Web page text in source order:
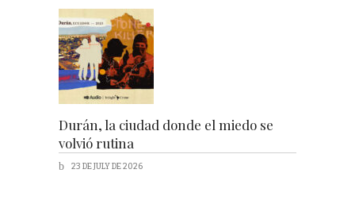
Durán, la ciudad donde el miedo se
volvió rutina
23 DE JULY DE 2026